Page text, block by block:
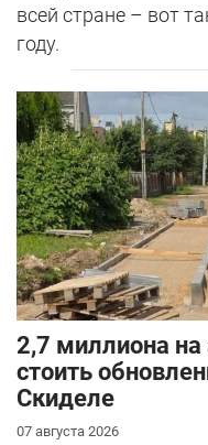
всей стране – вот
году.
2,7 миллиона на
стоить
Скиделе
07 августа 2026